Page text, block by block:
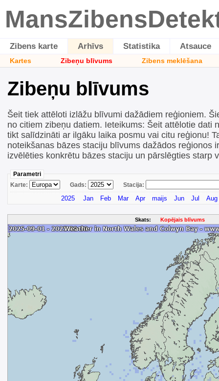
Zibens karte Arhīvs Statistika Atsauce
Kartes Zibeņu blīvums Zibens meklēšana
Zibeņu blīvums
Šeit tiek attēloti izlāžu blīvumi dažādiem reģioniem.
no citiem zibeņu datiem. Ieteikums: Šeit attēlotie dati
tikt salīdzināti ar ilgāku laika posmu vai citu reģionu!
noteikšanas bāzes staciju blīvums dažādos reģionos
izvēlēties konkrētu bāzes staciju un pārslēgties starp
Parametri
Karte:
Gads: Stacija:
2025 Jan Feb Mar Apr maijs Jun Jul Aug
Skats: Kopējais blīvums